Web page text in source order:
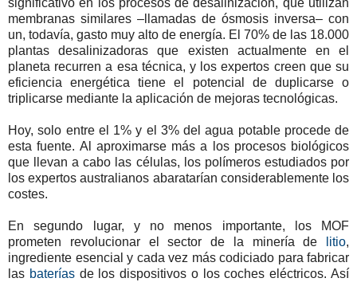
significativo en los procesos de desalinización, que utilizan
membranas similares –llamadas de ósmosis inversa– con
un, todavía, gasto muy alto de energía. El 70% de las 18.000
plantas desalinizadoras que existen actualmente en el
planeta recurren a esa técnica, y los expertos creen que su
eficiencia energética tiene el potencial de duplicarse o
triplicarse mediante la aplicación de mejoras tecnológicas.
Hoy, solo entre el 1% y el 3% del agua potable procede de
esta fuente. Al aproximarse más a los procesos biológicos
que llevan a cabo las células, los polímeros estudiados por
los expertos australianos abaratarían considerablemente los
costes.
En segundo lugar, y no menos importante, los MOF
prometen revolucionar el sector de la minería de
litio,
ingrediente esencial y cada vez más codiciado para fabricar
las bateríasde los dispositivos o los coches eléctricos. Así